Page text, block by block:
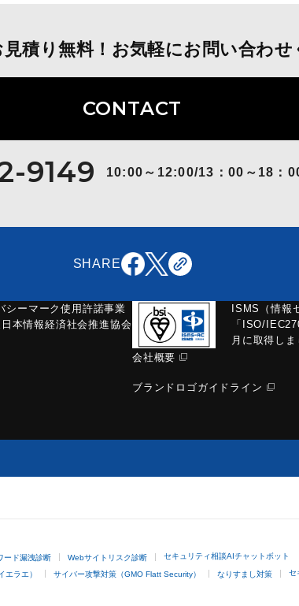
見積り無料！お気軽にお問い合わせ
CONTACT
9149 10:00～12:00/13：00～18：
SHARE
シーマーク使用許諾事業
本情報経済社会推進協会
ISMS（情報
「ISO/
月に取得しま
会社概要
ブランドロゴガイドライン
ード漏洩診断 Webサイトリスク診断 セキュリティ相談AIチャットボット
ラエ） サイバー攻撃対策（GMO Flatt Security） なりすまし対策 セ